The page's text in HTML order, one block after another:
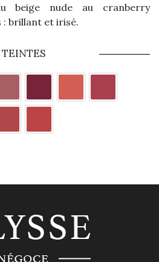
TEINTES
beige nude au cranberry
: brillant et irisé.